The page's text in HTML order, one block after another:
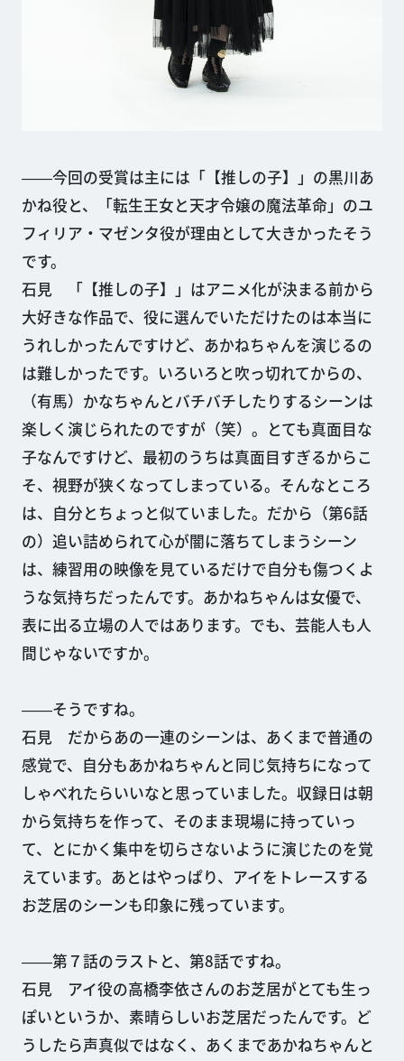
――今回の受賞は主には「【推しの子】」の黒川あ
かね役と、「転生王女と天才令嬢の魔法革命」のユ
フィリア・マゼンタ役が理由として大きかったそう
です。
石見 「【推しの子】」はアニメ化が決まる前から
大好きな作品で、役に選んでいただけたのは本当に
うれしかったんですけど、あかねちゃんを演じるの
は難しかったです。いろいろと吹っ切れてからの、
（有馬）かなちゃんとバチバチしたりするシーンは
楽しく演じられたのですが（笑）。とても真面目な
子なんですけど、最初のうちは真面目すぎるからこ
そ、視野が狭くなってしまっている。そんなところ
は、自分とちょっと似ていました。だから（第6話
の）追い詰められて心が闇に落ちてしまうシーン
は、練習用の映像を見ているだけで自分も傷つくよ
うな気持ちだったんです。あかねちゃんは女優で、
表に出る立場の人ではあります。でも、芸能人も人
間じゃないですか。
――そうですね。
石見 だからあの一連のシーンは、あくまで普通の
感覚で、自分もあかねちゃんと同じ気持ちになって
しゃべれたらいいなと思っていました。収録日は朝
から気持ちを作って、そのまま現場に持っていっ
て、とにかく集中を切らさないように演じたのを覚
えています。あとはやっぱり、アイをトレースする
お芝居のシーンも印象に残っています。
――第７話のラストと、第8話ですね。
石見 アイ役の高橋李依さんのお芝居がとても生っ
ぽいというか、素晴らしいお芝居だったんです。ど
うしたら声真似ではなく、あくまであかねちゃんと